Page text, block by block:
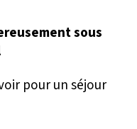
sous